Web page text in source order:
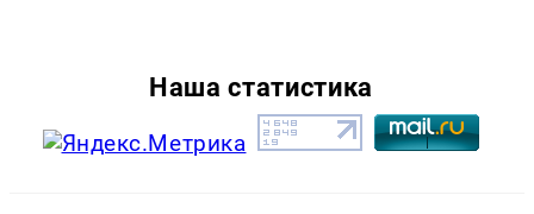
Наша статистика